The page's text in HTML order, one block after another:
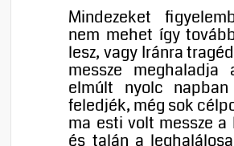
Mindezeket
nem mehet így
lesz, vagy Iránra
messze
elmúlt nyolc
feledjék, még sok
ma esti volt messze a
és talán a